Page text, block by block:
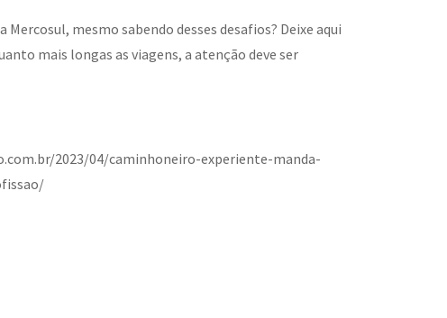
mesmo sabendo desses desafios? Deixe aqui
mais longas as viagens, a atenção deve ser
2023/04/caminhoneiro-experiente-manda-